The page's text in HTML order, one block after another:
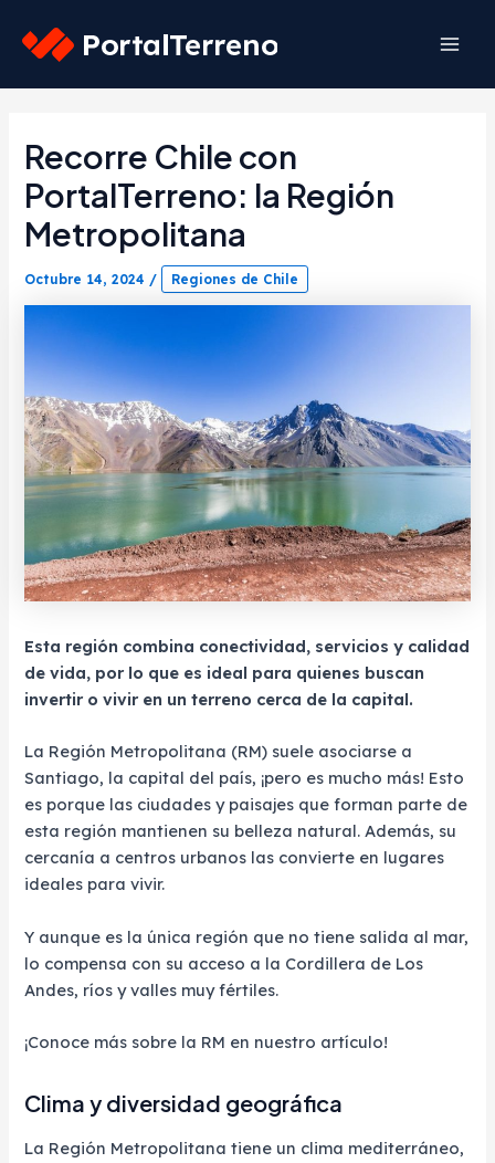
content
Recorre Chile con
PortalTerreno: la Región
Metropolitana
Octubre 14, 2024 / Regiones de Chile
Esta región combina conectividad, servicios y calidad
de vida, por lo que es ideal para quienes buscan
invertir o vivir en un terreno cerca de la capital.
La Región Metropolitana (RM) suele asociarse a
Santiago, la capital del país, ¡pero es mucho más! Esto
es porque las ciudades y paisajes que forman parte de
esta región mantienen su belleza natural. Además, su
cercanía a centros urbanos las convierte en lugares
ideales para vivir.
Y aunque es la única región que no tiene salida al mar,
lo compensa con su acceso a la Cordillera de Los
Andes, ríos y valles muy fértiles.
¡Conoce más sobre la RM en nuestro artículo!
Clima y diversidad geográfica
La Región Metropolitana tiene un clima mediterráneo,